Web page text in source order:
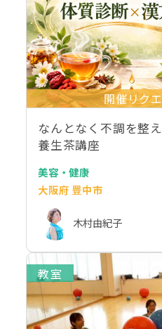
開催リク
なんとなく不調を整
養生茶講座
美容・健康
大阪府 豊中市
木村由紀子
教室